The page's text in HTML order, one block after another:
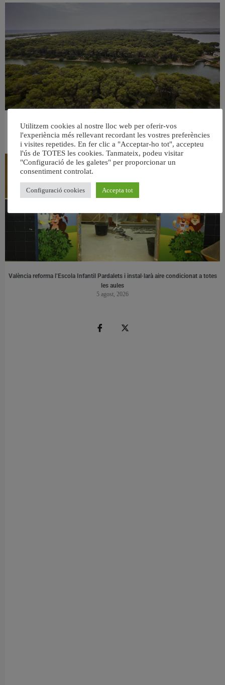
València retira prop de 15.000 litres de residus de la Devesa durant el mes de
juliol
6 agost, 2026
València reforma l’Escola Infantil Pardalets i instal·larà aire condicionat a totes
les aules
5 agost, 2026
Utilitzem cookies al nostre lloc web per oferir-vos
l'experiència més rellevant recordant les vostres preferències
i visites repetides. En fer clic a "Acceptar-ho tot", accepteu
l'ús de TOTES les cookies. Tanmateix, podeu visitar
"Configuració de les galetes" per proporcionar un
consentiment controlat.
Configuració cookies Accepta tot